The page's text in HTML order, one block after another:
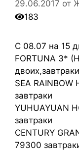
29.06.2017 от
183
С 08.07 на 15
FORTUNA 3*
двоих,завтраки
SEA
завтраки
YUHUAYUAN
завтраки
CENTURY
79300